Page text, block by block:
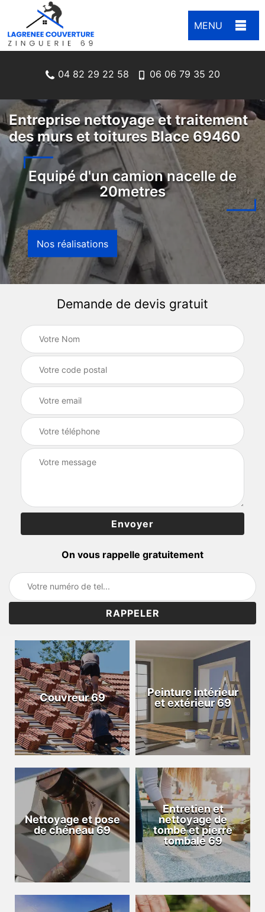
MENU
04 82 29 22 58 06 06 79 35 20
Entreprise nettoyage et traitement
des murs et toitures Blace 69460
Equipé d'un camion nacelle de
20metres
Nos réalisations
Demande de devis gratuit
On vous rappelle gratuitement
Couvreur 69
Peinture intérieur
et extérieur 69
Nettoyage et pose
de chéneau 69
Entretien et
nettoyage de
tombe et pierre
tombale 69